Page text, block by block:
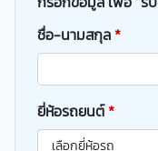
ชื่อ-นามสกุล*
ยี่ห้อรถยนต์*